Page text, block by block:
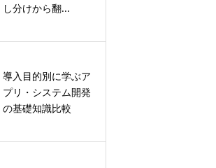
し分けから翻...
導入目的別に学ぶア
プリ・システム開発
の基礎知識比較